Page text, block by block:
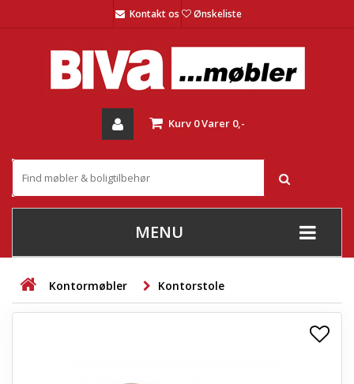
Kontakt os Ønskeliste
Kurv 0Varer 0,-
MENU
+
STUE
+
Kontormøbler Kontorstole